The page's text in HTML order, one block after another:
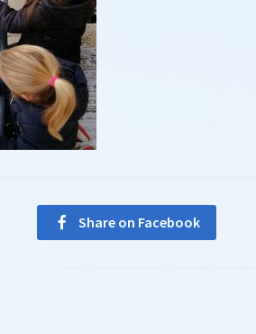
Share on Facebook